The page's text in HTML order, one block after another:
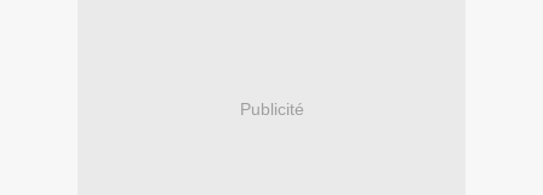
Publicité